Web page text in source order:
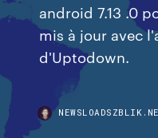
android 7.13 .0
mis à jour avec
d'Uptodown.